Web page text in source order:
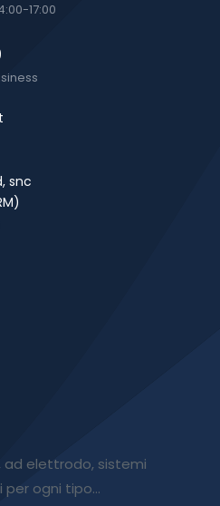
17:00
snc
ad elettrodo, sistemi
per ogni tipo…